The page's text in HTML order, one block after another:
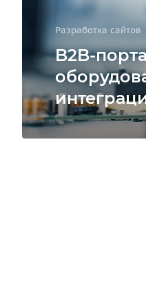
Разработка сайтов
B2B-